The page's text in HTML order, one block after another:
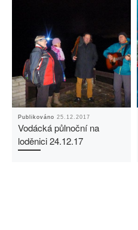
Publikováno25.12.2017
Vodácká půlnoční na
loděnici 24.12.17